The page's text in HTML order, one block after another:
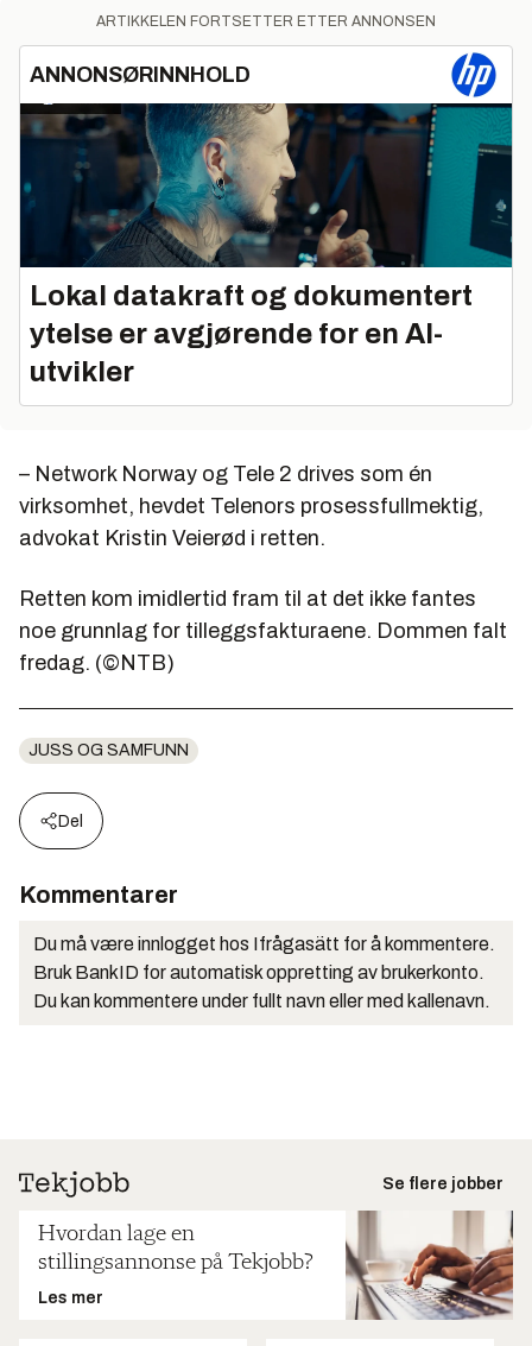
ARTIKKELEN FORTSETTER ETTER ANNONSEN
ANNONSØRINNHOLD
Lokal datakraft og dokumentert
ytelse er avgjørende for en AI-
utvikler
– Network Norway og Tele 2 drives som én
virksomhet, hevdet Telenors prosessfullmektig,
advokat Kristin Veierød i retten.
Retten kom imidlertid fram til at det ikke fantes
noe grunnlag for tilleggsfakturaene. Dommen falt
fredag. (©NTB)
JUSS OG SAMFUNN
Del
Kommentarer
Du må være innlogget hos Ifrågasätt for å kommentere.
Bruk BankID for automatisk oppretting av brukerkonto.
Du kan kommentere under fullt navn eller med kallenavn.
Se flere jobber
Hvordan lage en
stillingsannonse på Tekjobb?
Les mer